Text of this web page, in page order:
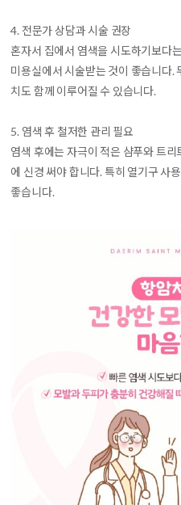
4. 전문가 상담과 시술 권장
혼자서 집에서 염색을 시도하기보다
미용실에서 시술받는 것이 좋습니다.
치도 함께 이루어질 수 있습니다.
5. 염색 후 철저한 관리 필요
염색 후에는 자극이 적은 샴푸와 트
에 신경 써야 합니다. 특히 열기구 사
좋습니다.